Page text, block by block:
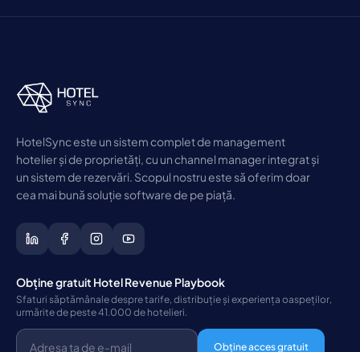
HotelSync este un sistem complet de management
hotelier și de proprietăți, cu un channel manager integrat și
un sistem de rezervări. Scopul nostru este să oferim doar
cea mai bună soluție software de pe piață.
Obține gratuit Hotel Revenue Playbook
Sfaturi săptămânale despre tarife, distribuție și experiența oaspeților,
urmărite de peste 41.000 de hotelieri.
Obține acces gratuit